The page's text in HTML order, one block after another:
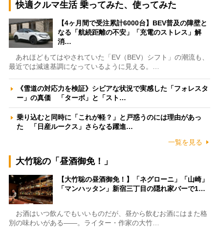
快適クルマ生活 乗ってみた、使ってみた
【4ヶ月間で受注累計6000台】BEV普及の障壁と
なる「航続距離の不安」「充電のストレス」解
消…
あれほどもてはやされていた「EV（BEV）シフト」の潮流も、
最近では減速基調になっているように見える。…
《雪道の対応力を検証》シビアな状況で実感した「フォレスタ
ー」の真価 「ターボ」と「スト…
乗り込むと同時に「これが軽？」と戸惑うのには理由があっ
た 「日産ルークス」さらなる躍進…
一覧を見る
大竹聡の「昼酒御免！」
【大竹聡の昼酒御免！】「ネグローニ」「山崎」
「マンハッタン」新宿三丁目の隠れ家バーで1…
お酒はいつ飲んでもいいものだが、昼から飲むお酒にはまた格
別の味わいがある――。ライター・作家の大竹…